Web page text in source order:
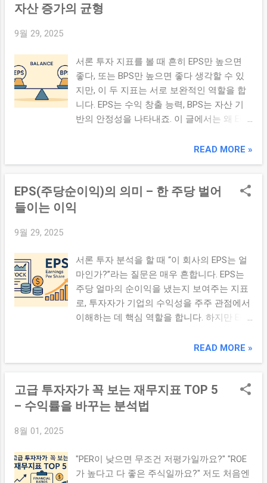
로 보여줍니다. EPS가 지속적으로 증가한다
상승의 ‘기반’이 되기 때문에, 단발성 이익보
다 의미가 큽니다. 3. EPS 추오(Trend) 분석
시 유의할 점 지속성 여부 확인: 1~2년의 EPS
증가만으로 판단하기보다는 최근 3~5년 흐
름을 살펴보세요. 꾸준히 증가 또는 안정 유
성 고려: 스톡옵션, 신주 발행 등으로 발행주
식 수가 늘면 EPS가 희석될 수 있으므로 ‘...
Share): 기업의 순이익을 발행 주식 수로 나눈
익 크기를 보여주고, ROE는 자본 대비 효율성
을 보여줍니다. 2. 성장률과 수익률의 균형 기
준 높은 EPS 성장률이 지속 가능한 구조인지
검토 (일회성 이익 아님) ROE가 너무 낮으면
성장률이 높더라도 자본 투입 대비 수익성이
태 — ‘성장 + 효율’의 조합 성장 산업 또는 초
기 단계 기업은 성장률을 더 중시, 안정 산업
시할지 가이드라인 산업 특성 고려: 고성장
선택 가능성 높음 전략 혼합: 전략 포트폴리
오 내 성장주 + 수익성주 혼합 배치 4. 실전 해
석 팁 EPS 증가가 주당 수 증가나 지분 배당
등 기계적 요인 때문 아닌지 체크 ROE가 너무
높으면 레버리지 과다 사용 가능성 점검 과거
자산 증가의 균형
9월 29, 2025
서론 투자 지표를 볼 때 흔히 EPS만 높으면
좋다, 또는 BPS만 높으면 좋다 생각할 수 있
지만, 이 두 지표는 서로 보완적인 역할을 합
니다. EPS는 수익 창출 능력, BPS는 자산 기
반의 안정성을 나타내죠. 이 글에서는 왜 EPS
루는 기업이 갖는 장점을 중심으로 설명드리
점에서 보여줌 BPS (주당순자산가치): 기업의
동성이 클 수 있음 3. BPS 중심 기업의 특징과
리스크 자산 기반이 튼튼하고 청산 가치가 높
을 가능성 있음 성장성이 낮거나 산업 정체
상태가 반영될 수 있음 무형자산이나 브랜드
가치가 장부가치에 반영되지 않음 4. 균형 기
갖춘 구조 이익 성장과 자산 증대가 서로 보
완하며 지속 가능성 확보 밸류에이션 측면에
는 각각 다른 시각에서 기업을 평가하는 지표
입니다. 수익성만 보거나 자산 기반만 보는
기업의 EPS와 BPS를 모두 확인해 보세요 . 두
지표 간의 괴리나 불균형이 있는지, 과거 추
READ MORE »
EPS(주당순이익)의 의미 – 한 주당 벌어
들이는 이익
9월 29, 2025
서론 투자 분석을 할 때 “이 회사의 EPS는 얼
마인가?”라는 질문은 매우 흔합니다. EPS는
주당 얼마의 순이익을 냈는지 보여주는 지표
로, 투자자가 기업의 수익성을 주주 관점에서
이해하는 데 핵심 역할을 합니다. 하지만 EPS
글에서는 EPS의 정의, 계산법, 해석 시 유의
점, 활용 팁 등을 정리해드리겠습니다. 본론 1.
Share’의 약자로, **주당순이익**을 뜻합니다.
기업이 벌어들인 순이익을 발행 주식 수로 나
원이고 발행 주식 수가 1,000만 주라면 →
EPS = 50억 ÷ 1,000만 = 5,000원 주의: 희석 주
READ MORE »
고급 투자자가 꼭 보는 재무지표 TOP 5
– 수익률을 바꾸는 분석법
8월 01, 2025
"PER이 낮으면 무조건 저평가일까요?" "ROE
가 높다고 다 좋은 주식일까요?" 저도 처음엔